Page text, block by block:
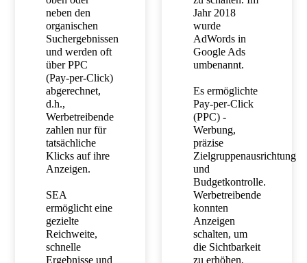
neben den
organischen
Suchergebnissen
und werden oft
über PPC
(Pay-per-Click)
abgerechnet,
d.h.,
Werbetreibende
zahlen nur für
tatsächliche
Klicks auf ihre
Anzeigen.
SEA
ermöglicht eine
gezielte
Reichweite,
schnelle
Ergebnisse und
Jahr 2018
wurde
AdWords in
Google Ads
umbenannt.
Es ermöglichte
Pay-per-Click
(PPC) -
Werbung,
präzise
Zielgruppenausrichtung
und
Budgetkontrolle.
Werbetreibende
konnten
Anzeigen
schalten, um
die Sichtbarkeit
zu erhöhen,